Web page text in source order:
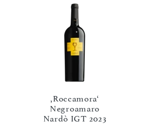
,Roccamora‘
Negroamaro
Nardò IGT 2023